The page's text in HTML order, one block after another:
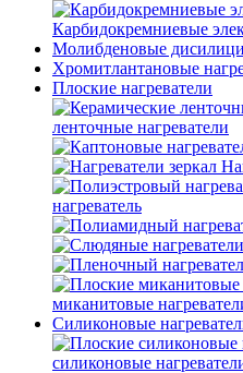
Карбидокремниевые
Молибденовые
Хромитлантановые
Плоские нагреватели
ленточные нагреватели
нагреватель
миканитовые
Силиконовые
силиконовые